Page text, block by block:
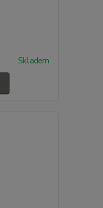
Skladem